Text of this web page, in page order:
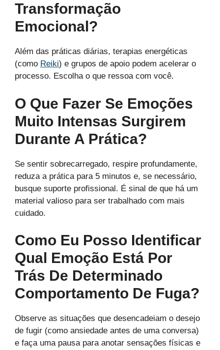
Transformação
Emocional?
Além das práticas diárias, terapias energéticas
(como Reiki) e grupos de apoio podem acelerar o
processo. Escolha o que ressoa com você.
O Que Fazer Se Emoções
Muito Intensas Surgirem
Durante A Prática?
Se sentir sobrecarregado, respire profundamente,
reduza a prática para 5 minutos e, se necessário,
busque suporte profissional. É sinal de que há um
material valioso para ser trabalhado com mais
cuidado.
Como Eu Posso Identificar
Qual Emoção Está Por
Trás De Determinado
Comportamento De Fuga?
Observe as situações que desencadeiam o desejo
de fugir (como ansiedade antes de uma conversa)
e faça uma pausa para anotar sensações físicas e